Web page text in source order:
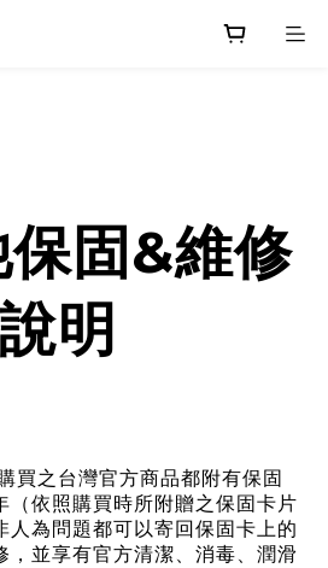
保固&維修
說明
買之台灣官方商品都附有保固
（依照購買時所附贈之保固卡片
人為問題都可以寄回保固卡上的
，並享有官方清潔、消毒、潤滑